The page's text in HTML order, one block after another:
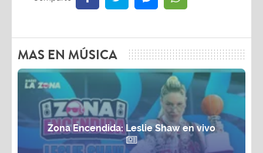
MAS EN MÚSICA
Zona Encendida: Leslie Shaw en vivo